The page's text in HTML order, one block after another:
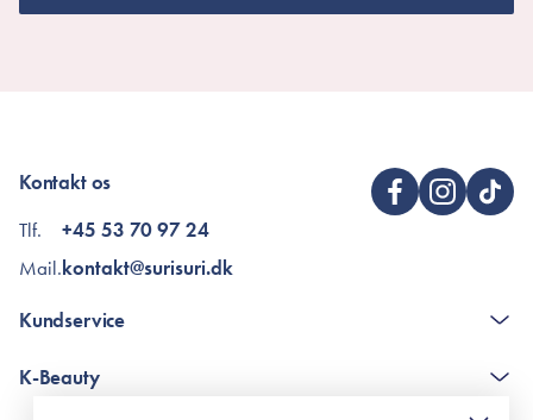
Kontakt os
Tlf.
Mail.
+45 53 70 97 24
kontakt@surisuri.dk
Kundservice
Poängshop - frågor och svar
K-Beauty